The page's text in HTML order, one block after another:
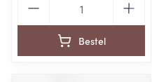
Bestel